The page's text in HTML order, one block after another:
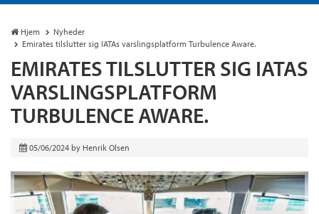
Hjem
Nyheder
Emirates tilslutter sig IATAs varslingsplatform Turbulence Aware.
EMIRATES TILSLUTTER SIG IATAS
VARSLINGSPLATFORM
TURBULENCE AWARE.
05/06/2024 by Henrik Olsen